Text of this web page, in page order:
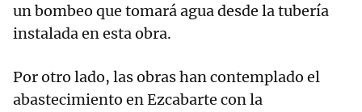
un bombeo que tomará agua desde la tubería
instalada en esta obra.
Por otro lado, las obras han contemplado el
abastecimiento en Ezcabarte con la